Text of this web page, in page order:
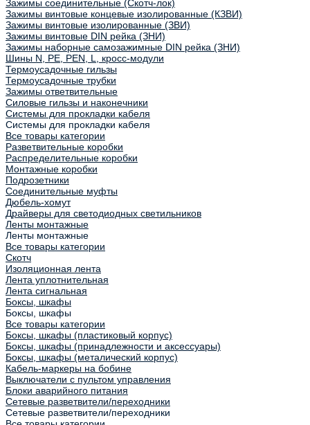
Зажимы соединительные (Скотч-лок)
Зажимы винтовые концевые изолированные (КЗВИ)
Зажимы винтовые изолированные (ЗВИ)
Зажимы винтовые DIN рейка (ЗНИ)
Зажимы наборные самозажимные DIN рейка (ЗНИ)
Шины N, PE, PEN, L, кросс-модули
Термоусадочные гильзы
Термоусадочные трубки
Зажимы ответвительные
Силовые гильзы и наконечники
Системы для прокладки кабеля
Системы для прокладки кабеля
Все товары категории
Разветвительные коробки
Распределительные коробки
Монтажные коробки
Подрозетники
Соединительные муфты
Дюбель-хомут
Драйверы для светодиодных светильников
Ленты монтажные
Ленты монтажные
Все товары категории
Скотч
Изоляционная лента
Лента уплотнительная
Лента сигнальная
Боксы, шкафы
Боксы, шкафы
Все товары категории
Боксы, шкафы (пластиковый корпус)
Боксы, шкафы (принадлежности и аксессуары)
Боксы, шкафы (металический корпус)
Кабель-маркеры на бобине
Выключатели с пультом управления
Блоки аварийного питания
Сетевые разветвители/переходники
Сетевые разветвители/переходники